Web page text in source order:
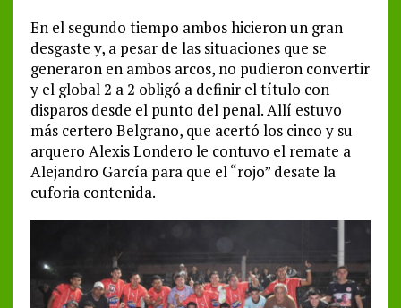
En el segundo tiempo ambos hicieron un gran
desgaste y, a pesar de las situaciones que se
generaron en ambos arcos, no pudieron convertir
y el global 2 a 2 obligó a definir el título con
disparos desde el punto del penal. Allí estuvo
más certero Belgrano, que acertó los cinco y su
arquero Alexis Londero le contuvo el remate a
Alejandro García para que el “rojo” desate la
euforia contenida.